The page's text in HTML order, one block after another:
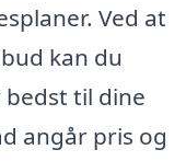
Ved at
kan du
til dine
angår pris og